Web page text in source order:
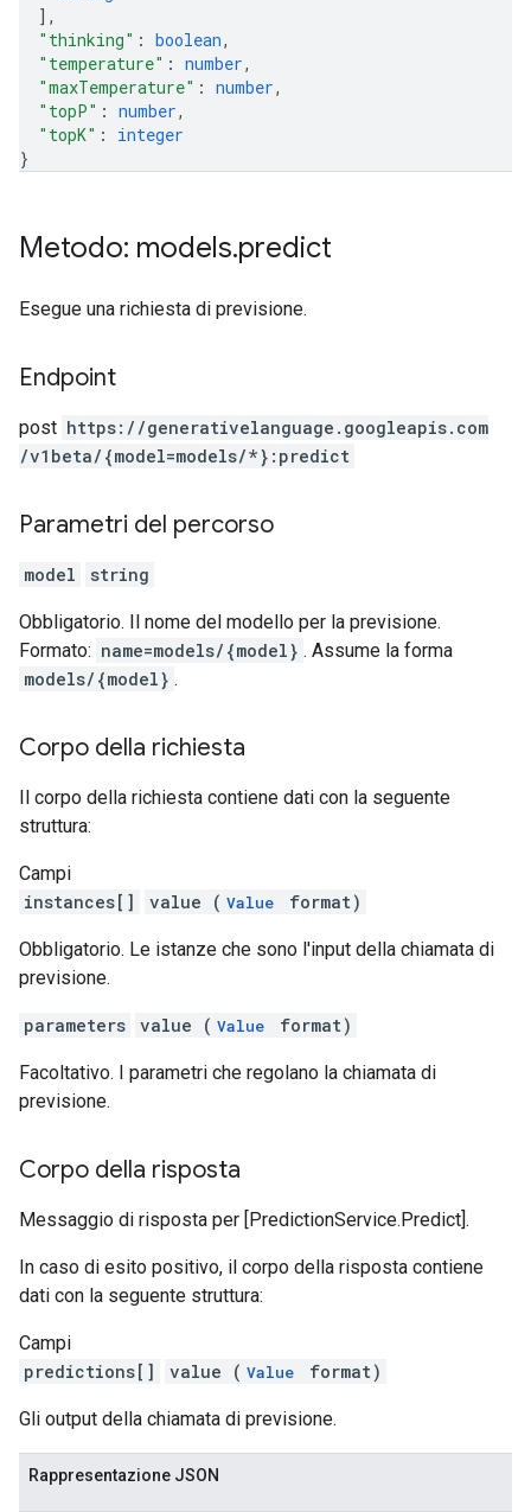
] ,
"thinking" : boolean,
"temperature" : number,
"maxTemperature" : number,
"topP" : number,
"topK" : integer
}
Metodo: models.predict
Esegue una richiesta di previsione.
Endpoint
post https: / /generativelanguage.googleapis.com
/v1beta/{model=models/*}:predict
Parametri del percorso
model string
Obbligatorio. Il nome del modello per la previsione.
Formato: name=models/{model} . Assume la forma
models/{model} .
Corpo della richiesta
Il corpo della richiesta contiene dati con la seguente
struttura:
Campi
instances[]
value ( Value format)
Obbligatorio. Le istanze che sono l'input della chiamata di
previsione.
parameters value ( Value format)
Facoltativo. I parametri che regolano la chiamata di
previsione.
Corpo della risposta
Messaggio di risposta per [PredictionService.Predict].
In caso di esito positivo, il corpo della risposta contiene
dati con la seguente struttura:
Campi
predictions[]
value ( Value format)
Gli output della chiamata di previsione.
Rappresentazione JSON